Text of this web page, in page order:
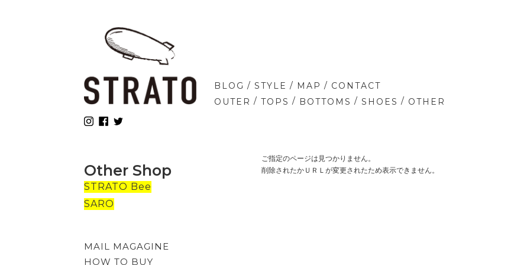
BLOG / STYLE / MAP / CONTACT
OUTER / TOPS / BOTTOMS / SHOES / OTHER
ご指定のページは見つかりません。
削除されたかＵＲＬが変更されたため表示できません。
Other Shop
STRATO Bee
SARO
MAIL MAGAGINE
HOW TO BUY